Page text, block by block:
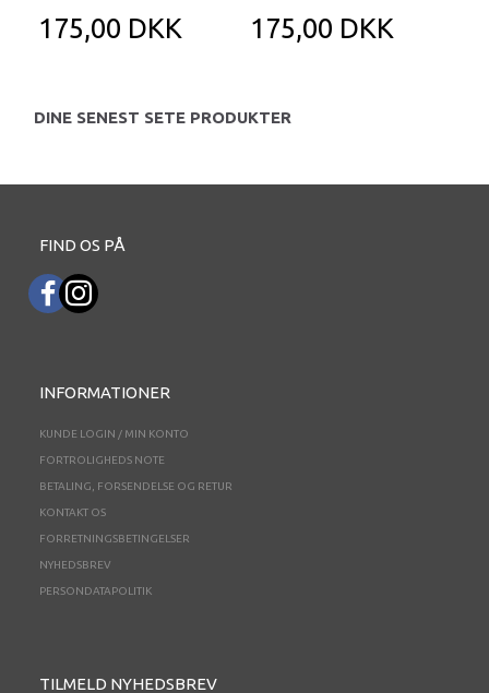
175,00 DKK 175,00 DKK
DINE SENEST SETE PRODUKTER
FIND OS PÅ
INFORMATIONER
KUNDE LOGIN / MIN KONTO
FORTROLIGHEDS NOTE
BETALING, FORSENDELSE OG RETUR
KONTAKT OS
FORRETNINGSBETINGELSER
NYHEDSBREV
PERSONDATAPOLITIK
TILMELD NYHEDSBREV